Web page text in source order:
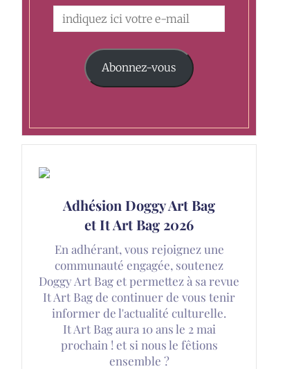
Abonnez-vous
Adhésion Doggy Art Bag
et It Art Bag 2026
En adhérant, vous rejoignez une
communauté engagée, soutenez
Doggy Art Bag et permettez à sa revue
It Art Bag de continuer de vous tenir
informer de l'actualité culturelle.
It Art Bag aura 10 ans le 2 mai
prochain ! et si nous le fêtions
ensemble ?